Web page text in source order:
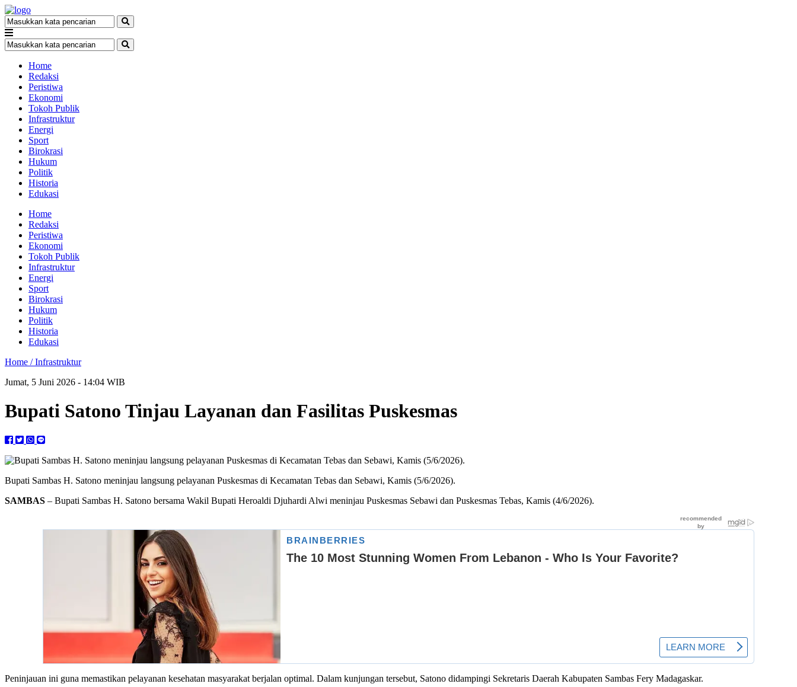
Home
Redaksi
Peristiwa
Ekonomi
Tokoh Publik
Infrastruktur
Energi
Sport
Birokrasi
Hukum
Politik
Historia
Edukasi
Home
Redaksi
Peristiwa
Ekonomi
Tokoh Publik
Infrastruktur
Energi
Sport
Birokrasi
Hukum
Politik
Historia
Edukasi
Home /Infrastruktur
Jumat, 5 Juni 2026 - 14:04 WIB
Bupati Satono Tinjau Layanan dan Fasilitas Puskesmas
Bupati Sambas H. Satono meninjau langsung pelayanan Puskesmas di Kecamatan Tebas dan Sebawi, Kamis (5/6/2026).
SAMBAS – Bupati Sambas H. Satono bersama Wakil Bupati Heroaldi Djuhardi Alwi meninjau Puskesmas Sebawi dan Puskesmas Tebas, Kamis (4/6/2026).
Peninjauan ini guna memastikan pelayanan kesehatan masyarakat berjalan optimal. Dalam kunjungan tersebut, Satono didampingi Sekretaris Daerah Kabupaten Sambas Fery Madagaskar.